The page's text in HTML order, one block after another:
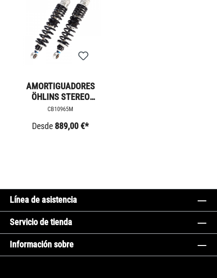
AMORTIGUADORES
ÖHLINS STEREO
MODELOS
STREETT
CB10965M
Desde 889,00 €*
Línea de asistencia
Servicio de tienda
Información sobre